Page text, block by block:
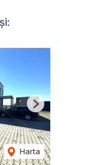
Harta
Next